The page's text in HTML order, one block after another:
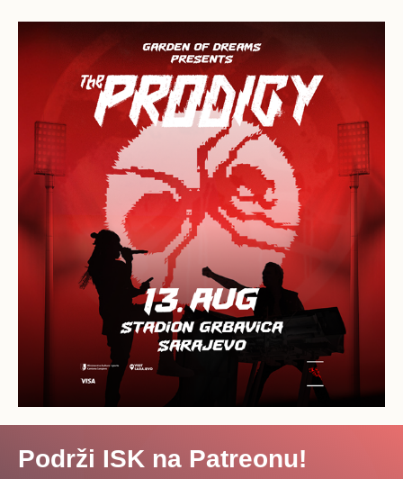
Podrži ISK na Patreonu!